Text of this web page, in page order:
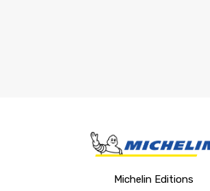
Michelin Editions